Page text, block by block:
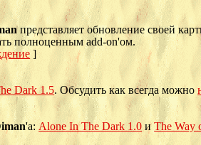
представляет обновление своей
полноценным add-on'ом.
]
Dark 1.5. Обсудить как всегда можно
'а: Alone In The Dark 1.0иThe Way